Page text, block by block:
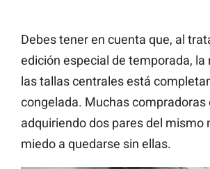
Debes tener en cuenta que, al
edición especial de temporada, la
las tallas centrales está
congelada. Muchas compradoras
adquiriendo dos pares del mismo
miedo a quedarse sin ellas.